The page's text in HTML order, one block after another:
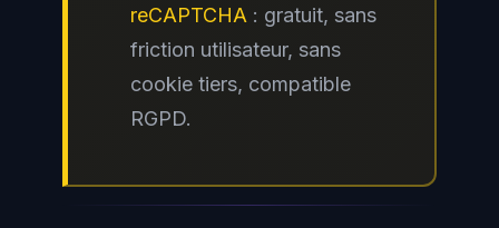
reCAPTCHA : gratuit, sans
friction utilisateur, sans
cookie tiers, compatible
RGPD.